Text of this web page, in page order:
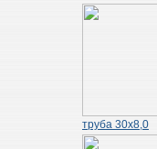
труба 30х8,0